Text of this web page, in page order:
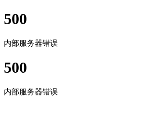
500
内部服务器错误
500
内部服务器错误